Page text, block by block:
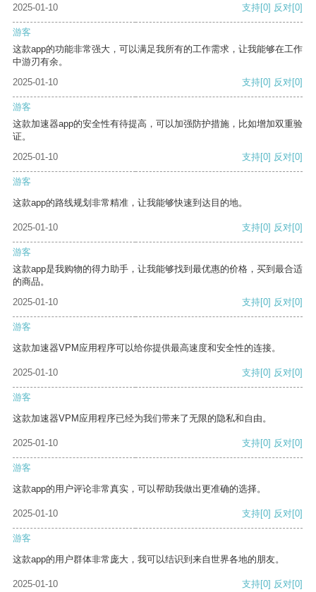
2025-01-10 支持[0] 反对[0]
游客
这款app的功能非常强大，可以满足我所有的工作需求，让我能够在工作
中游刃有余。
2025-01-10
支持[0] 反对[0]
游客
这款加速器app的安全性有待提高，可以加强防护措施，比如增加双重验
证。
2025-01-10
支持[0] 反对[0]
游客
这款app的路线规划非常精准，让我能够快速到达目的地。
2025-01-10 支持[0] 反对[0]
游客
这款app是我购物的得力助手，让我能够找到最优惠的价格，买到最合适
的商品。
2025-01-10
支持[0] 反对[0]
游客
这款加速器VPM应用程序可以给你提供最高速度和安全性的连接。
2025-01-10 支持[0] 反对[0]
游客
这款加速器VPM应用程序已经为我们带来了无限的隐私和自由。
2025-01-10 支持[0] 反对[0]
游客
这款app的用户评论非常真实，可以帮助我做出更准确的选择。
2025-01-10 支持[0] 反对[0]
游客
这款app的用户群体非常庞大，我可以结识到来自世界各地的朋友。
2025-01-10 支持[0] 反对[0]